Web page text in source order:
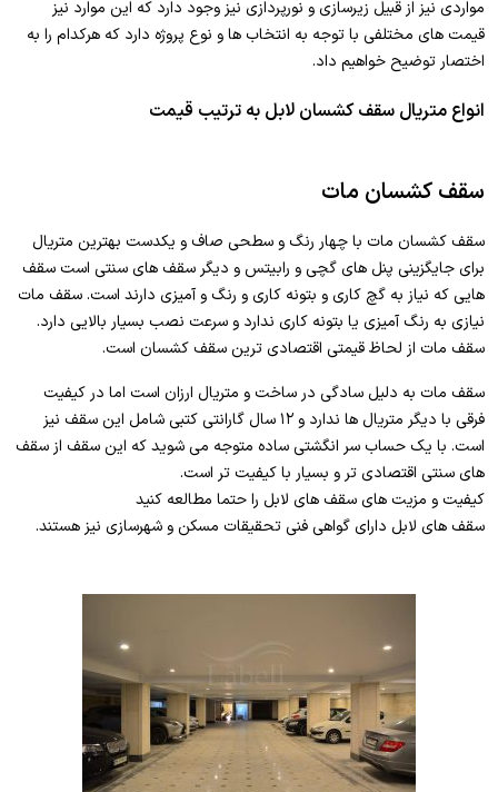
مواردی نیز از قبیل زیرسازی و نورپردازی نیز وجود دارد که این موارد نیز
قیمت های مختلفی با توجه به انتخاب ها و نوع پروژه دارد که هرکدام را به
اختصار توضیح خواهیم داد.
انواع متریال سقف کشسان لابل به ترتیب قیمت
سقف کشسان مات
سقف کشسان مات با چهار رنگ و سطحی صاف و یکدست بهترین متریال
برای جایگزینی پنل های گچی و رابیتس و دیگر سقف های سنتی است سقف
هایی که نیاز به گچ کاری و بتونه کاری و رنگ و آمیزی دارند است. سقف مات
نیازی به رنگ آمیزی یا بتونه کاری ندارد و سرعت نصب بسیار بالایی دارد.
سقف مات از لحاظ قیمتی اقتصادی ترین سقف کشسان است.
سقف مات به دلیل سادگی در ساخت و متریال ارزان است اما در کیفیت
فرقی با دیگر متریال ها ندارد و ۱۲ سال گارانتی کتبی شامل این سقف نیز
است. با یک حساب سر انگشتی ساده متوجه می شوید که این سقف از سقف
های سنتی اقتصادی تر و بسیار با کیفیت تر است.
کیفیت و مزیت های سقف های لابل را حتما مطالعه کنید
سقف های لابل دارای گواهی فنی تحقیقات مسکن و شهرسازی نیز هستند.